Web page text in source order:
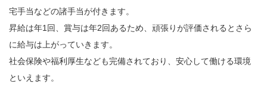
宅手当などの諸手当が付きます。
昇給は年1回、賞与は年2回あるため、頑張りが評価されるとさら
に給与は上がっていきます。
社会保険や福利厚生なども完備されており、安心して働ける環境
といえます。